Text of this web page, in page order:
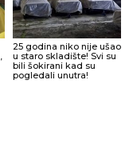
25 godina niko nije ušao
u staro skladište! Svi su
bili šokirani kad su
pogledali unutra!